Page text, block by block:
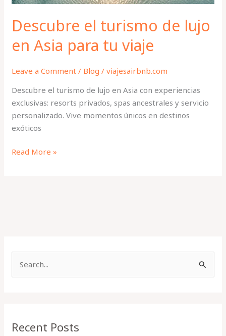
Descubre el turismo de lujo
en Asia para tu viaje
Leave a Comment / Blog /viajesairbnb.com
Descubre el turismo de lujo en Asia con experiencias
exclusivas: resorts privados, spas ancestrales y servicio
personalizado. Vive momentos únicos en destinos
exóticos
viaje
Read More »
c
Recent Posts